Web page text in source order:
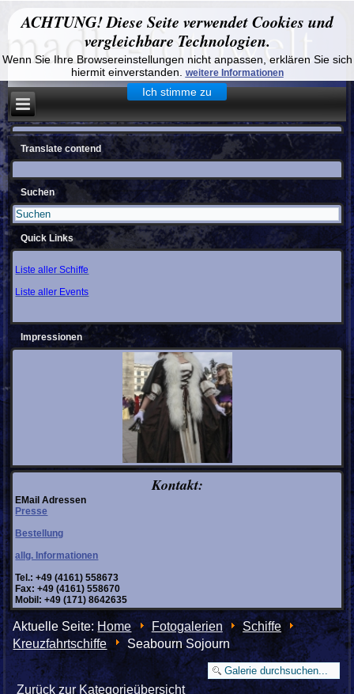
ACHTUNG! Diese Seite verwendet Cookies und
vergleichbare Technologien.
Wenn Sie Ihre Browsereinstellungen nicht anpassen, erklären Sie sich
hiermit einverstanden.
weitere Informationen
Ich stimme zu
Translate contend
Suchen
Quick Links
Liste aller Schiffe
Liste aller Events
Impressionen
Kontakt:
EMail Adressen
Presse
Bestellung
allg. Informationen
Tel.: +49 (4161) 558673
Fax: +49 (4161) 558670
Mobil: +49 (171) 8642635
Aktuelle Seite:Home Fotogalerien
Schiffe
Kreuzfahrtschiffe
Seabourn Sojourn
Zurück zur Kategorieübersicht